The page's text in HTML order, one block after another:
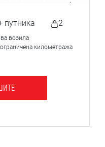
путника 2
возила
километража